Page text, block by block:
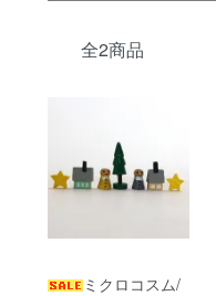
全2商品
ミクロコスム/